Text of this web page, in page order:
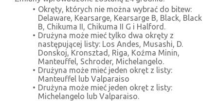
Okręty, których nie można wybrać do bitew:
Delaware, Kearsarge, Kearsarge B, Black, Black
B, Chikuma II, Chikuma II G i Halford.
Drużyna może mieć tylko dwa okręty z
następującej listy: Los Andes, Musashi, D.
Donskoj, Kronsztad, Riga, Koźma Minin,
Manteuffel, Schroder, Michelangelo.
Drużyna może mieć jeden okręt z listy:
Manteuffel lub Valparaiso
Drużyna może mieć jeden okręt z listy:
Michelangelo lub Valparaiso.